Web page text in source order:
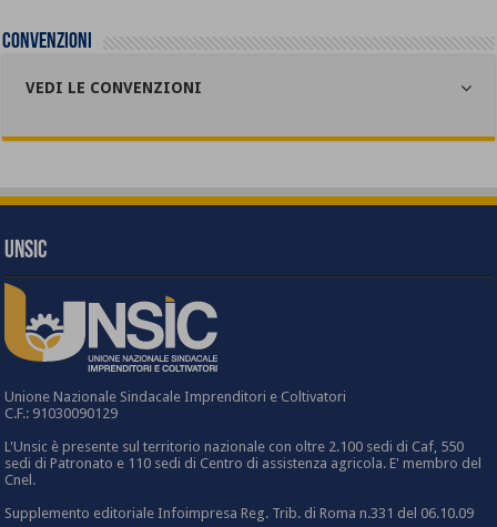
Convenzioni
VEDI LE CONVENZIONI
UNSIC
Unione Nazionale Sindacale Imprenditori e Coltivatori
C.F.: 91030090129
L'Unsic è presente sul territorio nazionale con oltre 2.100 sedi di Caf, 550
sedi di Patronato e 110 sedi di Centro di assistenza agricola. E' membro del
Cnel.
Supplemento editoriale Infoimpresa Reg. Trib. di Roma n.331 del 06.10.09